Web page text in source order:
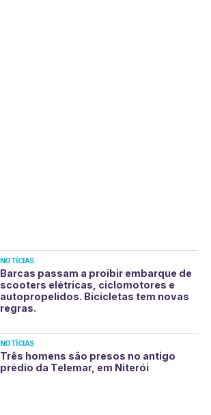
NOTÍCIAS
Barcas passam a proibir embarque de
scooters elétricas, ciclomotores e
autopropelidos. Bicicletas tem novas
regras.
NOTÍCIAS
Três homens são presos no antigo
prédio da Telemar, em Niterói